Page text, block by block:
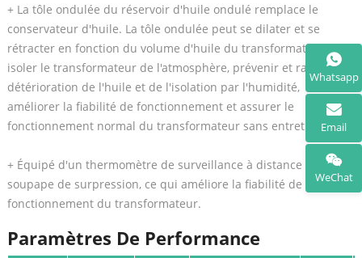
+ La tôle ondulée du réservoir d'huile ondulé remplace le
conservateur d'huile. La tôle ondulée peut se dilater et se
rétracter en fonction du volume d'huile du transformateur,
isoler le transformateur de l'atmosphère, prévenir et ralentir la
détérioration de l'huile et de l'isolation par l'humidité,
améliorer la fiabilité de fonctionnement et assurer le
fonctionnement normal du transformateur sans entretien.
+ Équipé d'un thermomètre de surveillance à distance et d'une
soupape de surpression, ce qui améliore la fiabilité de
fonctionnement du transformateur.
Paramètres De Performance
Whatsapp
Email
WeChat